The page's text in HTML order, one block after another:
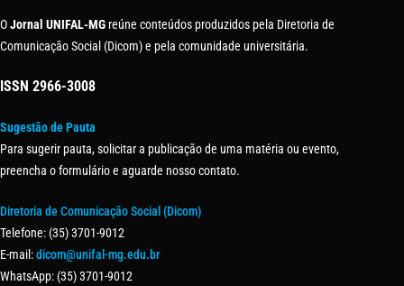
OJornal UNIFAL-MG reúne conteúdos produzidos pela Diretoria de
Comunicação Social (Dicom) e pela comunidade universitária.
ISSN 2966-3008
Sugestão de Pauta
Para sugerir pauta, solicitar a publicação de uma matéria ou evento,
preencha o formulário e aguarde nosso contato.
Diretoria de Comunicação Social (Dicom)
Telefone: (35) 3701-9012
E-mail:dicom@unifal-mg.edu.br
WhatsApp: (35) 3701-9012